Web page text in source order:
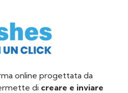
online progettata da
di creare e inviare